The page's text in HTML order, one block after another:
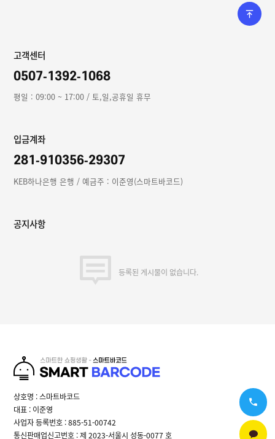
고객센터
0507-1392-1068
평일 : 09:00 ~ 17:00 / 토,일,공휴일 휴무
입금계좌
281-910356-29307
KEB하나은행 은행 / 예금주 : 이준영(스마트바코드)
공지사항
등록된 게시물이 없습니다.
상호명 : 스마트바코드
대표 : 이준영
사업자 등록번호 : 885-51-00742
통신판매업신고번호 : 제 2023-서울시 성동-0077 호